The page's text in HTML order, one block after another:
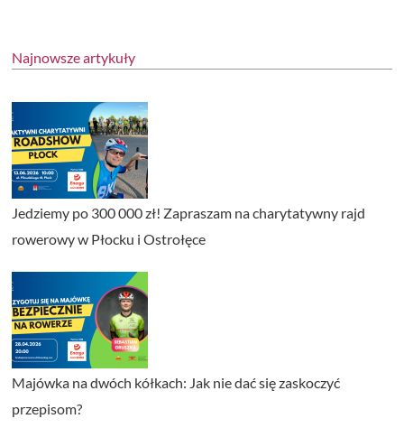
Najnowsze artykuły
Jedziemy po 300 000 zł! Zapraszam na charytatywny rajd
rowerowy w Płocku i Ostrołęce
Majówka na dwóch kółkach: Jak nie dać się zaskoczyć
przepisom?